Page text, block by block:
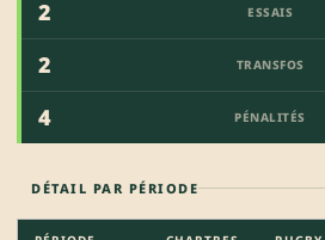
2 ESSAIS
2
TRANSFOS
4
PÉNALITÉS
DÉTAIL PAR PÉRIODE